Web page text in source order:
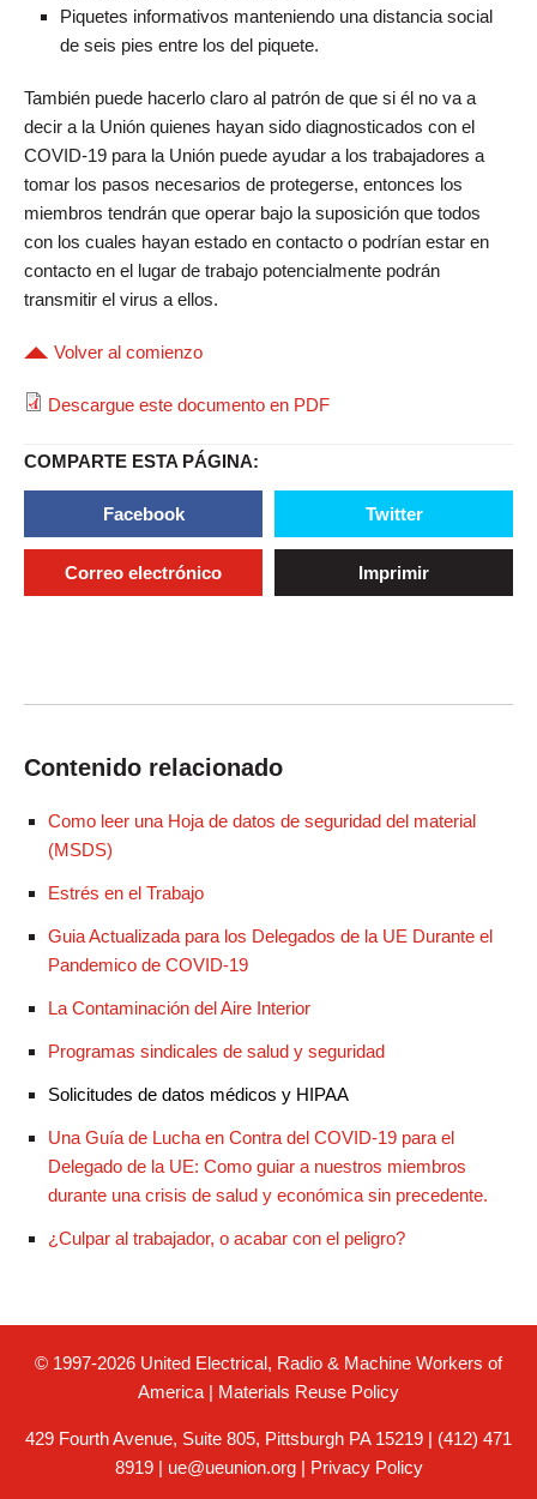
Piquetes informativos manteniendo una distancia social
de seis pies entre los del piquete.
También puede hacerlo claro al patrón de que si él no va a
decir a la Unión quienes hayan sido diagnosticados con el
COVID-19 para la Unión puede ayudar a los trabajadores a
tomar los pasos necesarios de protegerse, entonces los
miembros tendrán que operar bajo la suposición que todos
con los cuales hayan estado en contacto o podrían estar en
contacto en el lugar de trabajo potencialmente podrán
transmitir el virus a ellos.
Volver al comienzo
Descargue este documento en PDF
COMPARTE ESTA PÁGINA:
Facebook Twitter
Correo electrónico Imprimir
Contenido relacionado
Como leer una Hoja de datos de seguridad del material
(MSDS)
Estrés en el Trabajo
Guia Actualizada para los Delegados de la UE Durante el
Pandemico de COVID-19
La Contaminación del Aire Interior
Programas sindicales de salud y seguridad
Solicitudes de datos médicos y HIPAA
Una Guía de Lucha en Contra del COVID-19 para el
Delegado de la UE: Como guiar a nuestros miembros
durante una crisis de salud y económica sin precedente.
¿Culpar al trabajador, o acabar con el peligro?
© 1997-2026 United Electrical, Radio & Machine Workers of
America | Materials Reuse Policy
429 Fourth Avenue, Suite 805, Pittsburgh PA 15219 | (412) 471
8919 | ue@ueunion.org| Privacy Policy